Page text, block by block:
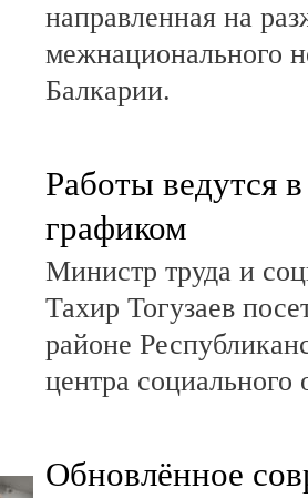
направленная на
межнационального
Балкарии.
Работы ведутся
графиком
Министр труда и
Тахир Тогузаев
районе
центра
Обновлённое